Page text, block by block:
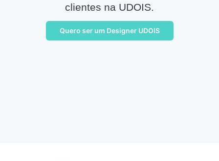
clientes na UDOIS.
Quero ser um Designer UDOIS